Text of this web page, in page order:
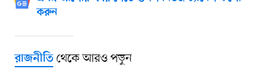
করুন
রাজনীতিথেকে আরও পড়ুন